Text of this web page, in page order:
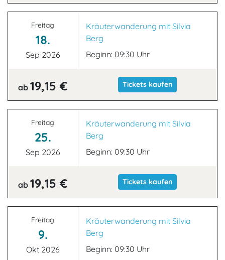
Freitag
18.
Sep 2026
Kräuterwanderung mit Silvia
Berg
Beginn: 09:30 Uhr
ab19,15 € Tickets kaufen
Freitag
25.
Sep 2026
Kräuterwanderung mit Silvia
Berg
Beginn: 09:30 Uhr
ab19,15 € Tickets kaufen
Freitag
9.
Okt 2026
Kräuterwanderung mit Silvia
Berg
Beginn: 09:30 Uhr